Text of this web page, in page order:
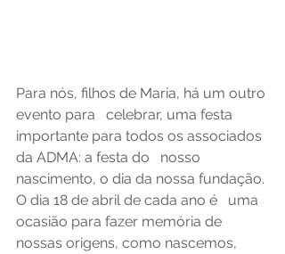
Para nós, filhos de Maria, há um outro
evento para   celebrar, uma festa
importante para todos os associados
da ADMA: a festa do   nosso
nascimento, o dia da nossa fundação.
O dia 18 de abril de cada ano é   uma
ocasião para fazer memória de
nossas origens, como nascemos,